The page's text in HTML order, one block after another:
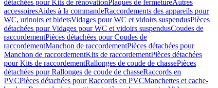
détachées pour Kits de rénovationPlaques de fermetureAutres
accessoiresAides à la commandeRaccordements des appareils pour
WC, urinoirs et bidetsVidages pour WC et vidoirs suspendusPièces
détachées pour Vidages pour WC et vidoirs suspendusCoudes de
raccordementPièces détachées pour Coudes de
raccordementManchon de raccordementPièces détachées pour
Manchon de raccordementKits de raccordementPièces détachées
pour Kits de raccordementRallonges de coude de chassePièces
détachées pour Rallonges de coude de chasseRaccords en
PVCPièces détachées pour Raccords en PVCManchettes et cache-